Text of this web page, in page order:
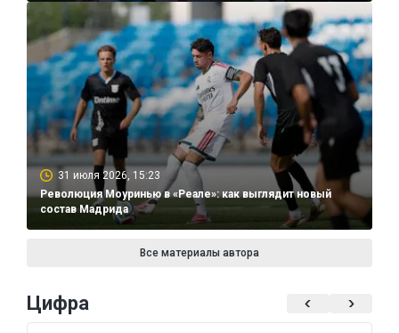
31 июля 2026, 15:23
Революция Моуринью в «Реале»: как выглядит новый
состав Мадрида
Все материалы автора
Цифра